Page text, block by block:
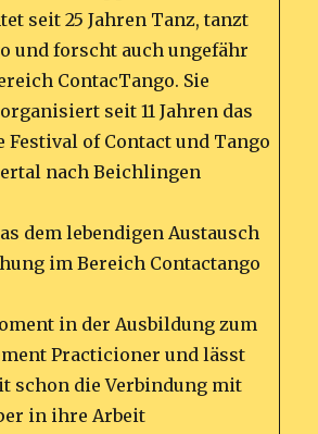
seit 25 Jahren Tanz, tanzt
und forscht auch ungefähr
ContacTango. Sie
seit 11 Jahren das
of Contact und Tango
nach Beichlingen
dem lebendigen Austausch
im Bereich Contactango
in der Ausbildung zum
Practicioner und lässt
schon die Verbindung mit
in ihre Arbeit